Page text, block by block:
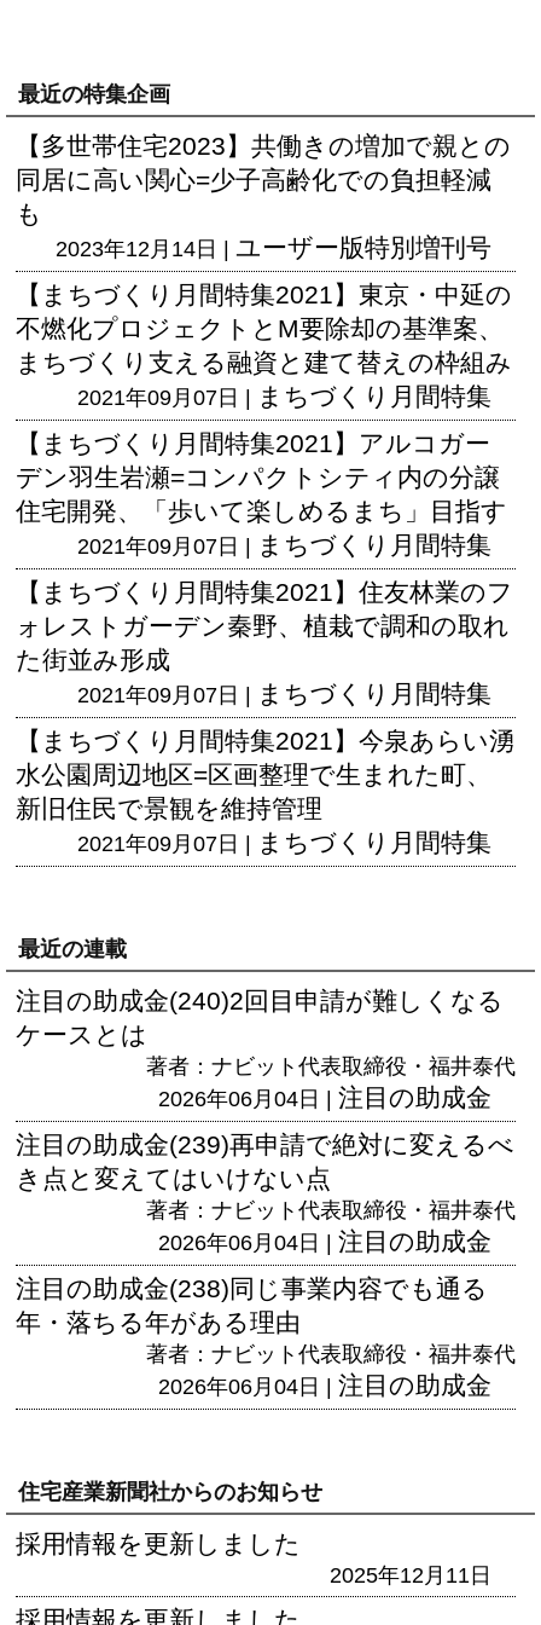
最近の特集企画
【多世帯住宅2023】共働きの増加で親との
同居に高い関心=少子高齢化での負担軽減
も
2023年12月14日 | ユーザー版特別増刊号
【まちづくり月間特集2021】東京・中延の
不燃化プロジェクトとM要除却の基準案、
まちづくり支える融資と建て替えの枠組み
2021年09月07日 | まちづくり月間特集
【まちづくり月間特集2021】アルコガー
デン羽生岩瀬=コンパクトシティ内の分譲
住宅開発、「歩いて楽しめるまち」目指す
2021年09月07日 | まちづくり月間特集
【まちづくり月間特集2021】住友林業のフ
ォレストガーデン秦野、植栽で調和の取れ
た街並み形成
2021年09月07日 | まちづくり月間特集
【まちづくり月間特集2021】今泉あらい湧
水公園周辺地区=区画整理で生まれた町、
新旧住民で景観を維持管理
2021年09月07日 | まちづくり月間特集
最近の連載
注目の助成金(240)2回目申請が難しくなる
ケースとは
著者：ナビット代表取締役・福井泰代
2026年06月04日 | 注目の助成金
注目の助成金(239)再申請で絶対に変えるべ
き点と変えてはいけない点
著者：ナビット代表取締役・福井泰代
2026年06月04日 | 注目の助成金
注目の助成金(238)同じ事業内容でも通る
年・落ちる年がある理由
著者：ナビット代表取締役・福井泰代
2026年06月04日 | 注目の助成金
住宅産業新聞社からのお知らせ
採用情報を更新しました
2025年12月11日